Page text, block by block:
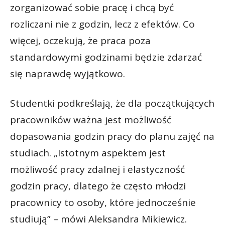
zorganizować sobie pracę i chcą być
rozliczani nie z godzin, lecz z efektów. Co
więcej, oczekują, że praca poza
standardowymi godzinami będzie zdarzać
się naprawdę wyjątkowo.
Studentki podkreślają, że dla początkujących
pracowników ważna jest możliwość
dopasowania godzin pracy do planu zajęć na
studiach. „Istotnym aspektem jest
możliwość pracy zdalnej i elastyczność
godzin pracy, dlatego że często młodzi
pracownicy to osoby, które jednocześnie
studiują” – mówi Aleksandra Mikiewicz.